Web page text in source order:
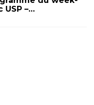
USP –…